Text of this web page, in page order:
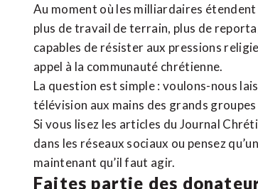
Au moment où les milliardaires
plus de travail de terrain, plus de
capables de résister aux pressions
appel à la communauté chrétienne.
La question est simple : voulons-nous
télévision aux mains des grands groupes
Si vous lisez les articles du Journal
dans les réseaux sociaux ou pensez
maintenant qu’il faut agir.
Faites partie des